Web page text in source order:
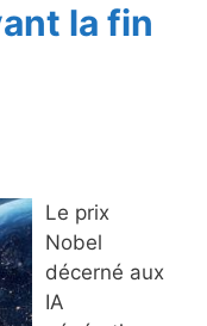
la fin
Le prix
Nobel
décerné aux
IA